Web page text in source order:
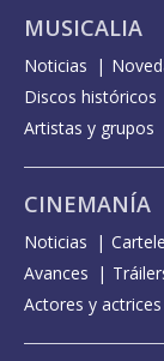
MUSICALIA
Noticias
Discos históricos
Artistas y grupos
CINEMANÍA
Noticias
Avances
Actores y actrices